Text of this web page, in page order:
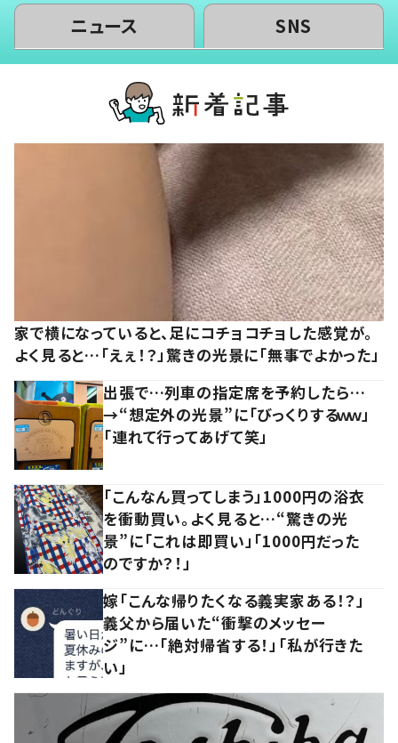
ニュース SNS
家で横になっていると、足にコチョコチョした感覚が。
よく見ると…「えぇ！？」驚きの光景に「無事でよかった」
出張で…列車の指定席を予約したら…
→“想定外の光景”に「びっくりするｗｗ」
「連れて行ってあげて笑」
「こんなん買ってしまう」1000円の浴衣
を衝動買い。よく見ると…“驚きの光
景”に「これは即買い」「1000円だった
のですか？！」
嫁「こんな帰りたくなる義実家ある！？」
義父から届いた“衝撃のメッセー
ジ”に…「絶対帰省する！」「私が行きた
い」